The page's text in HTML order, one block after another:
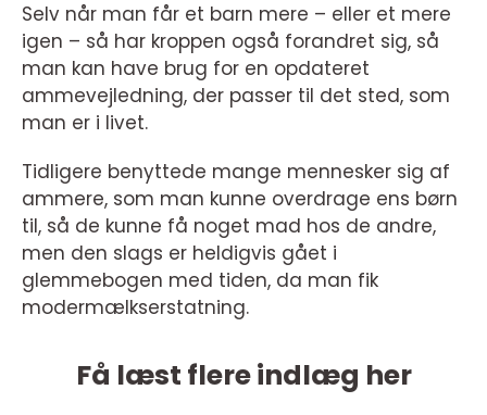
Selv når man får et barn mere – eller et mere
igen – så har kroppen også forandret sig, så
man kan have brug for en opdateret
ammevejledning, der passer til det sted, som
man er i livet.
Tidligere benyttede mange mennesker sig af
ammere, som man kunne overdrage ens børn
til, så de kunne få noget mad hos de andre,
men den slags er heldigvis gået i
glemmebogen med tiden, da man fik
modermælkserstatning.
Få læst flere indlæg her